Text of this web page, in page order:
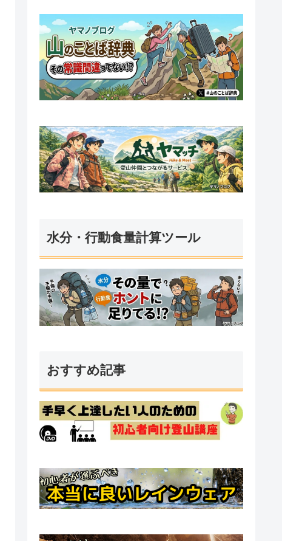
水分・行動食量計算ツール
おすすめ記事